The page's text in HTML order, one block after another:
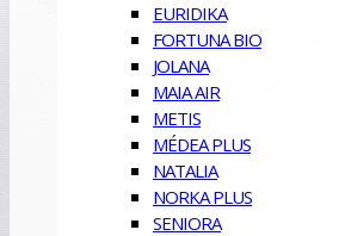
EURIDIKA
FORTUNA BIO
JOLANA
MAIA AIR
METIS
MÉDEA PLUS
NATALIA
NORKA PLUS
SENIORA